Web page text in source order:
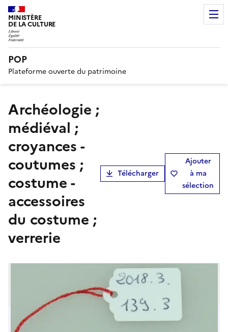
MINISTÈRE
DE LA CULTURE
POP
Plateforme ouverte du patrimoine
archéologie ;
médiéval ;
croyances -
coutumes ;
costume -
accessoires
du costume ;
verrerie
Télécharger
Ajouter
à ma
sélection